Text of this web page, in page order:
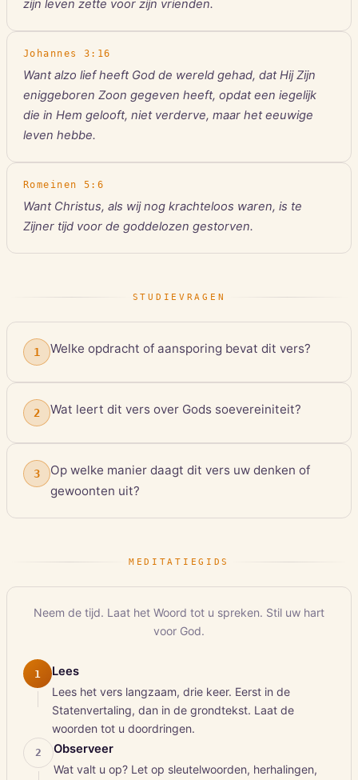
zijn leven zette voor zijn vrienden.
Johannes 3 : 16
Want alzo lief heeft God de wereld gehad, dat Hij Zijn
eniggeboren Zoon gegeven heeft, opdat een iegelijk
die in Hem gelooft, niet verderve, maar het eeuwige
leven hebbe.
Romeinen 5 : 6
Want Christus, als wij nog krachteloos waren, is te
Zijner tijd voor de goddelozen gestorven.
STUDIEVRAGEN
1 Welke opdracht of aansporing bevat dit vers?
2 Wat leert dit vers over Gods soevereiniteit?
3
Op welke manier daagt dit vers uw denken of
gewoonten uit?
MEDITATIEGIDS
Neem de tijd. Laat het Woord tot u spreken. Stil uw hart
voor God.
1 Lees
Lees het vers langzaam, drie keer. Eerst in de
Statenvertaling, dan in de grondtekst. Laat de
woorden tot u doordringen.
2 Observeer
Wat valt u op? Let op sleutelwoorden, herhalingen,